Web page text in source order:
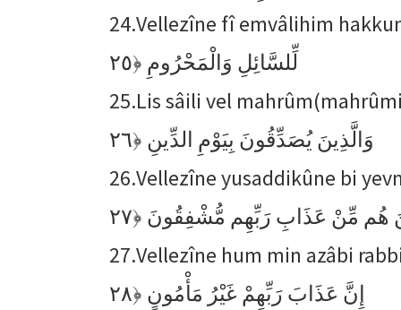
24.Vellezîne fî emvâlihim
لِّلسَّائِلِ وَالْمَحْرُومِ ﴿٢٥
25.Lis sâili vel
وَالَّذِينَ يُصَدِّقُونَ بِيَوْمِ الدِّينِ ﴿٢٦
26.Vellezîne yusaddikûne bi
هُم مِّنْ عَذَابِ رَبِّهِم مُّشْفِقُونَ ﴿٢٧
27.Vellezîne hum min azâbi
إِنَّ عَذَابَ رَبِّهِمْ غَيْرُ مَأْمُونٍ ﴿٢٨